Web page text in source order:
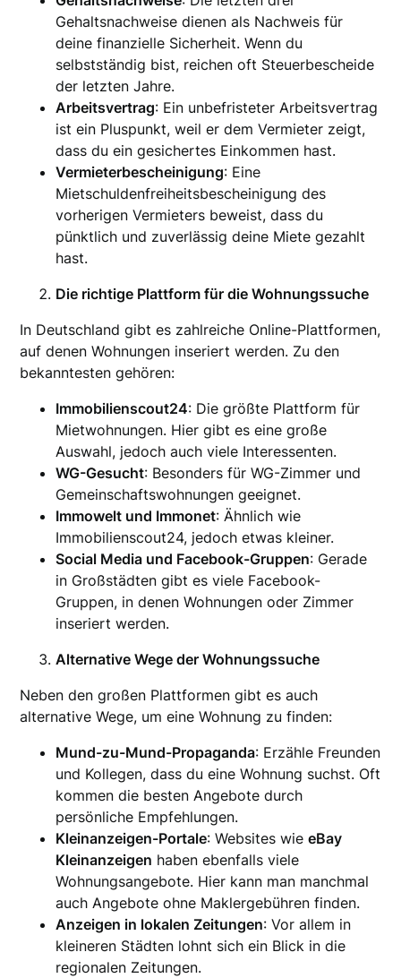
Gehaltsnachweise dienen als Nachweis für
deine finanzielle Sicherheit. Wenn du
selbstständig bist, reichen oft Steuerbescheide
der letzten Jahre.
Arbeitsvertrag: Ein unbefristeter Arbeitsvertrag
ist ein Pluspunkt, weil er dem Vermieter zeigt,
dass du ein gesichertes Einkommen hast.
Vermieterbescheinigung: Eine
Mietschuldenfreiheitsbescheinigung des
vorherigen Vermieters beweist, dass du
pünktlich und zuverlässig deine Miete gezahlt
hast.
Die richtige Plattform für die Wohnungssuche
In Deutschland gibt es zahlreiche Online-Plattformen,
auf denen Wohnungen inseriert werden. Zu den
bekanntesten gehören:
Immobilienscout24: Die größte Plattform für
Mietwohnungen. Hier gibt es eine große
Auswahl, jedoch auch viele Interessenten.
WG-Gesucht: Besonders für WG-Zimmer und
Gemeinschaftswohnungen geeignet.
Immowelt und Immonet: Ähnlich wie
Immobilienscout24, jedoch etwas kleiner.
Social Media und Facebook-Gruppen: Gerade
in Großstädten gibt es viele Facebook-
Gruppen, in denen Wohnungen oder Zimmer
inseriert werden.
Alternative Wege der Wohnungssuche
Neben den großen Plattformen gibt es auch
alternative Wege, um eine Wohnung zu finden:
Mund-zu-Mund-Propaganda: Erzähle Freunden
und Kollegen, dass du eine Wohnung suchst. Oft
kommen die besten Angebote durch
persönliche Empfehlungen.
Kleinanzeigen-Portale: Websites wieeBay
Kleinanzeigen haben ebenfalls viele
Wohnungsangebote. Hier kann man manchmal
auch Angebote ohne Maklergebühren finden.
Anzeigen in lokalen Zeitungen: Vor allem in
kleineren Städten lohnt sich ein Blick in die
regionalen Zeitungen.